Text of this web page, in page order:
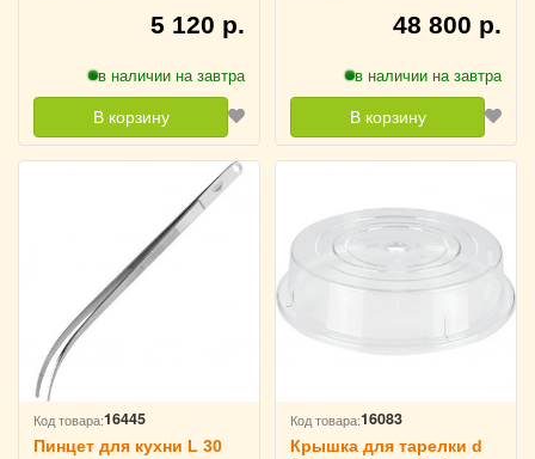
5 120 р.
в наличии на завтра
В корзину
48 800 р.
в наличии на завтра
В корзину
Код товара:16445
Пинцет для кухни L 30
Код товара:16083
Крышка для тарелки d